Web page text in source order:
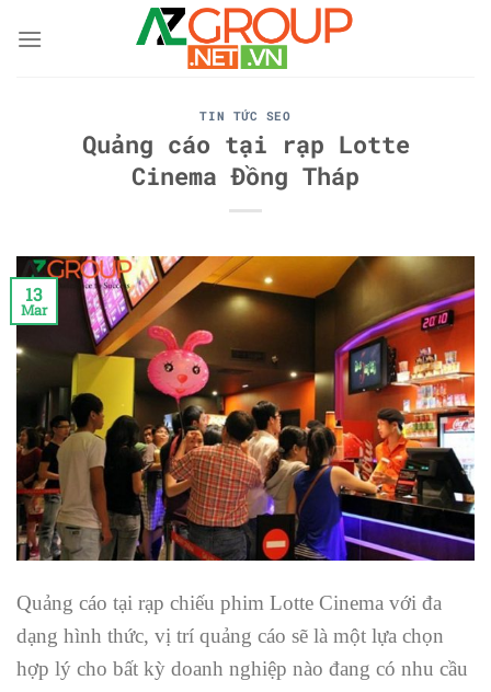
TIN TỨC SEO
Quảng cáo tại rạp Lotte
Cinema Đồng Tháp
13
Mar
Quảng cáo tại rạp chiếu phim Lotte Cinema với đa
dạng hình thức, vị trí quảng cáo sẽ là một lựa chọn
hợp lý cho bất kỳ doanh nghiệp nào đang có nhu cầu